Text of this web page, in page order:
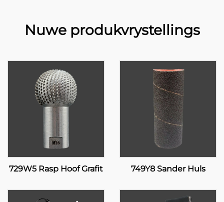
Nuwe produkvrystellings
729W5 Rasp Hoof Grafit 749Y8 Sander Huls